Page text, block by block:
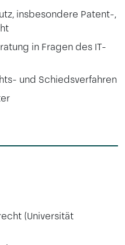
insbesondere Patent-,
in Fragen des IT-
und Schiedsverfahren
(Universität